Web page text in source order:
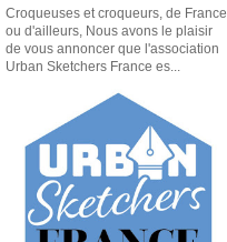
Croqueuses et croqueurs, de France
ou d'ailleurs, Nous avons le plaisir
de vous annoncer que l'association
Urban Sketchers France es...